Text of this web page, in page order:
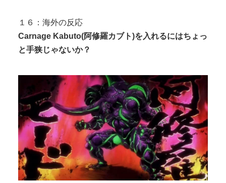
１６：海外の反応
Carnage Kabuto(阿修羅カブト)を入れるにはちょっ
と手狭じゃないか？